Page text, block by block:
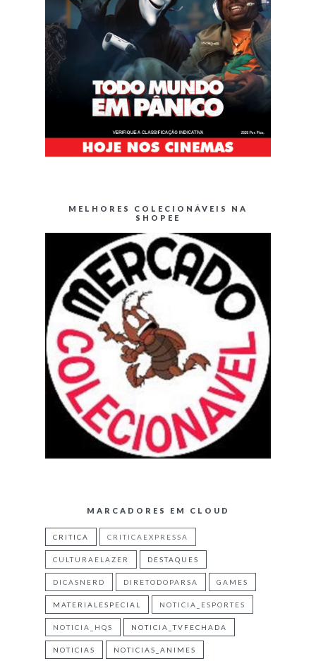
MELHORES COLECIONÁVEIS NA
SHOPEE
MARCADORES EM CLOUD
CRITICA CRITICAEXPRESSA
CULTURAELAZER DESTAQUES
DICASNERD DIRETODOPARSA GAMES
MATERIALESPECIAL NOTICIA_ESPORTES
NOTICIA_HQS NOTICIA_TVFECHADA
NOTICIAS NOTICIAS_ANIMES